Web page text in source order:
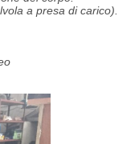
a presa di carico).